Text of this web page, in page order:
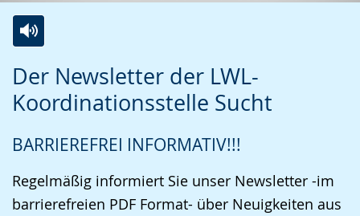
Der Newsletter der LWL-
Koordinationsstelle Sucht
BARRIEREFREI INFORMATIV!!!
Regelmäßig informiert Sie unser Newsletter -im
barrierefreien PDF Format- über Neuigkeiten aus
Leichten
Sprache
Audio-
Unterstützung.
Video
in
Gebärdensprache
wird
angezeigt.